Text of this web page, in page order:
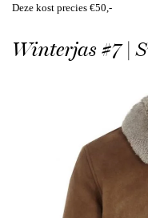
Deze kost precies €50,-
Winterjas #7 |